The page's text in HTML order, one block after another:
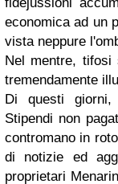
economica ad un
vista neppure
Nel mentre,
tremendamente
Di questi giorni,
Stipendi non
contromano in
di notizie ed
proprietari